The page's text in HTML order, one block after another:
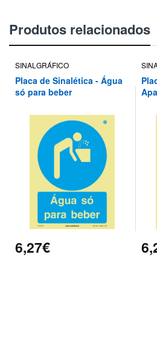
Produtos relacionados
SINALGRÁFICO
Placa de Sinalética - Água
só para beber
6,27€